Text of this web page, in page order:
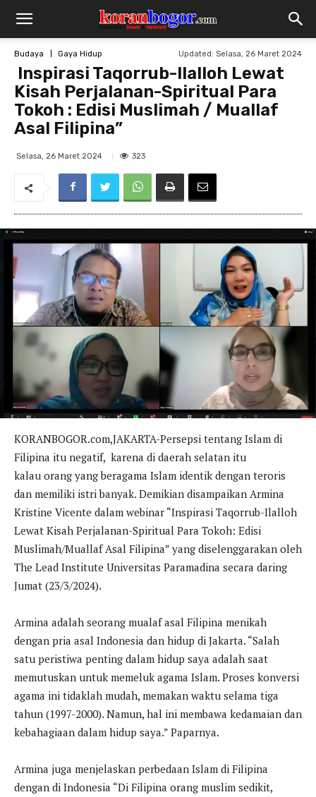
Budaya Gaya Hidup Updated: Selasa, 26 Maret 2024
Inspirasi Taqorrub-Ilalloh Lewat
Kisah Perjalanan-Spiritual Para
Tokoh : Edisi Muslimah / Muallaf
Asal Filipina”
Selasa, 26 Maret 2024 323
KORANBOGOR.com,JAKARTA-Persepsi tentang Islam di
Filipina itu negatif, karena di daerah selatan itu
kalau orang yang beragama Islam identik dengan teroris
dan memiliki istri banyak. Demikian disampaikan Armina
Kristine Vicente dalam webinar “Inspirasi Taqorrub-Ilalloh
Lewat Kisah Perjalanan-Spiritual Para Tokoh: Edisi
Muslimah/Muallaf Asal Filipina” yang diselenggarakan oleh
The Lead Institute Universitas Paramadina secara daring
Jumat (23/3/2024).
Armina adalah seorang mualaf asal Filipina menikah
dengan pria asal Indonesia dan hidup di Jakarta. “Salah
satu peristiwa penting dalam hidup saya adalah saat
memutuskan untuk memeluk agama Islam. Proses konversi
agama ini tidaklah mudah, memakan waktu selama tiga
tahun (1997-2000). Namun, hal ini membawa kedamaian dan
kebahagiaan dalam hidup saya.” Paparnya.
Armina juga menjelaskan perbedaan Islam di Filipina
dengan di Indonesia “Di Filipina orang muslim sedikit,